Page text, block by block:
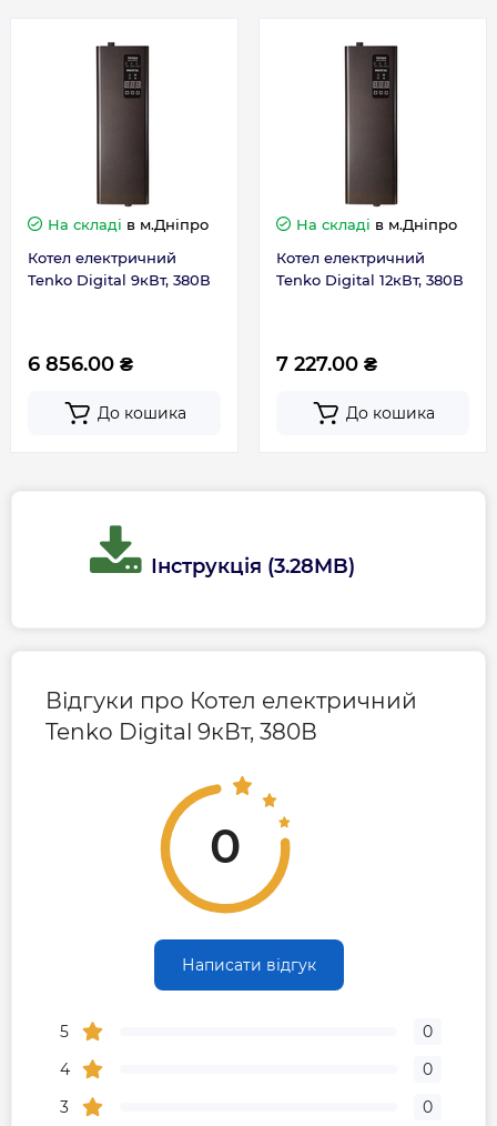
Габаритні розміри (не
менше), мм, ВхШхГ
581х189х97
На складі в м.Дніпро
Котел електричний
Tenko Digital 9кВт, 380В
6 856.00 ₴
До кошика
На складі в м.Дніпро
Котел електричний
Tenko Digital 12кВт, 380В
7 227.00 ₴
До кошика
Інструкція (3.28MB)
Відгуки про Котел електричний
Tenko Digital 9кВт, 380В
0
Написати відгук
5
0
4
0
3
0